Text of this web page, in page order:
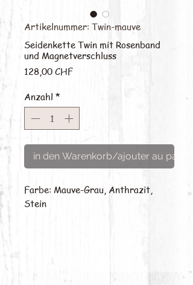
Artikelnummer: Twin-mauve
Seidenkette Twin mit Rosenband
und Magnetverschluss
128,00 CHFPreis
Anzahl *
in den Warenkorb/ajouter au panier
Farbe: Mauve-Grau, Anthrazit,
Stein